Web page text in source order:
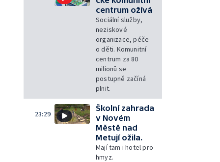
centrum ožívá
Sociální služby,
neziskové
organizace, péče
o děti. Komunitní
centrum za 80
milionů se
postupně začíná
plnit.
23:29
Školní zahrada
v Novém
Městě nad
Metují ožila.
Mají tam i hotel pro
hmyz.